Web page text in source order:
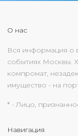
О нас
Вся информация о
событиях Москвы.
компромат,
имущество - на
* - Лицо,
Навигация